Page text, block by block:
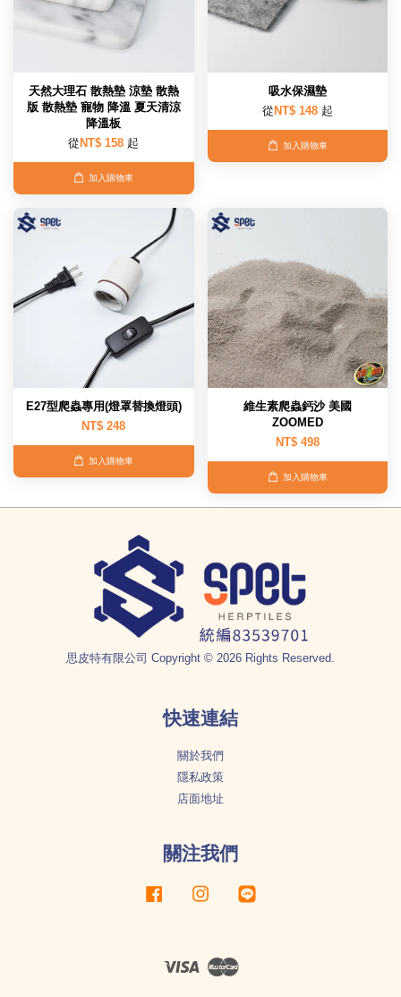
天然大理石 散熱墊 涼墊 散熱
版 散熱墊 寵物 降溫 夏天清涼
降溫板
從 NT$ 158 起
加入購物車
吸水保濕墊
從 NT$ 148 起
加入購物車
E27型爬蟲專用(燈罩替換燈頭)
NT$ 248
加入購物車
維生素爬蟲鈣沙 美國
ZOOMED
NT$ 498
加入購物車
思皮特有限公司 Copyright © 2026 Rights Reserved.
快速連結
關於我們
隱私政策
店面地址
關注我們
Facebook Instagram
Visa Master